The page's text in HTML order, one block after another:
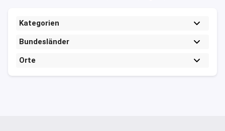
Kategorien
Bundesländer
Orte